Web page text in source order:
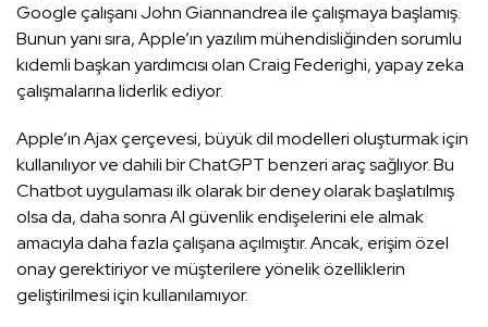
Google çalışanı John Giannandrea ile çalışmaya başlamış.
Bunun yanı sıra, Apple’ın yazılım mühendisliğinden sorumlu
kıdemli başkan yardımcısı olan Craig Federighi, yapay zeka
çalışmalarına liderlik ediyor.
Apple’ın Ajax çerçevesi, büyük dil modelleri oluşturmak için
kullanılıyor ve dahili bir ChatGPT benzeri araç sağlıyor. Bu
Chatbot uygulaması ilk olarak bir deney olarak başlatılmış
olsa da, daha sonra AI güvenlik endişelerini ele almak
amacıyla daha fazla çalışana açılmıştır. Ancak, erişim özel
onay gerektiriyor ve müşterilere yönelik özelliklerin
geliştirilmesi için kullanılamıyor.